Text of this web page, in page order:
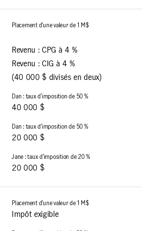
Revenu : CPG à 4 %
Revenu : CIG à 4 %
(40 000 $ divisés en deux)
40 000 $
20 000 $
20 000 $
Impôt exigible